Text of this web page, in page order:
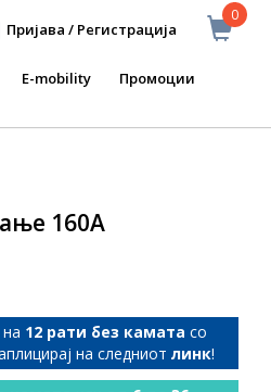
0
Пријава / Регистрација
E-mobility Промоции
160А
12 рати без камата со
на следниот линк!